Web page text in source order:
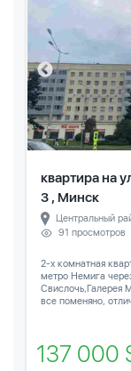
квартира на
3 , Минск
Центральный
91 просмотров
2-х комнатная
метро Немига
Свислочь,Галерея
все поменяно,
137 000